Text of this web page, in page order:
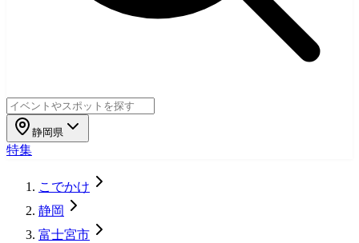
静岡県
特集
こでかけ
静岡
富士宮市